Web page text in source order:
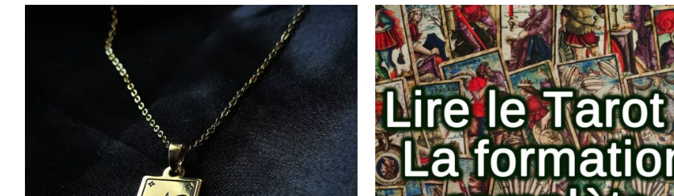
AJOUTER AU PANIER / DETAILS AJOUTER AU PANIER / DETAILS